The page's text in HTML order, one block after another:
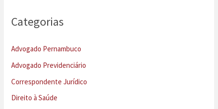
Categorias
Advogado Pernambuco
Advogado Previdenciário
Correspondente Jurídico
Direito à Saúde